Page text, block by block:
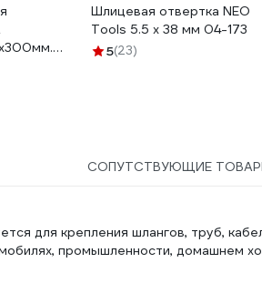
для
Шлицевая отвертка NEO
Tools 5.5 x 38 мм 04-173
5(23)
СОПУТСТВУЮЩИЕ
для крепления шлангов, труб,
промышленности, домашнем